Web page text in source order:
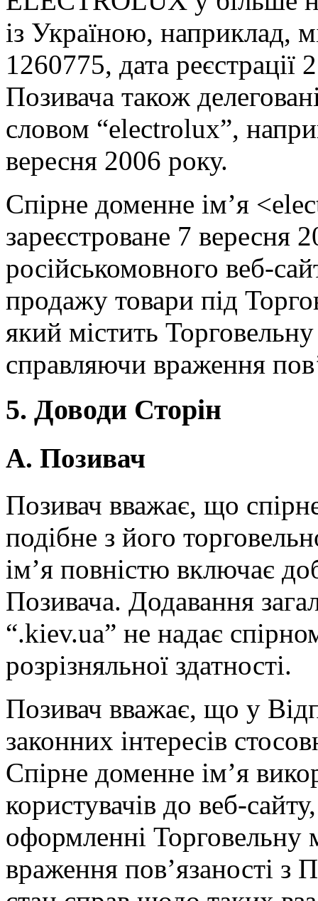
із Україною, наприклад,
1260775, дата реєстрації
Позивача також
словом “electrolux”,
вересня 2006 року.
Спірне доменне ім’я
зареєстроване 7 вересня
російськомовного веб-
продажу товари під
який містить
справляючи враження
5. Доводи Сторін
А. Позивач
Позивач вважає, що
подібне з його
ім’я повністю включає
Позивача. Додавання
“.kiev.ua” не надає
розрізняльної здатності.
Позивач вважає, що у
законних інтересів
Спірне доменне ім’я
користувачів до веб-
оформленні Торговельну
враження пов’язаності